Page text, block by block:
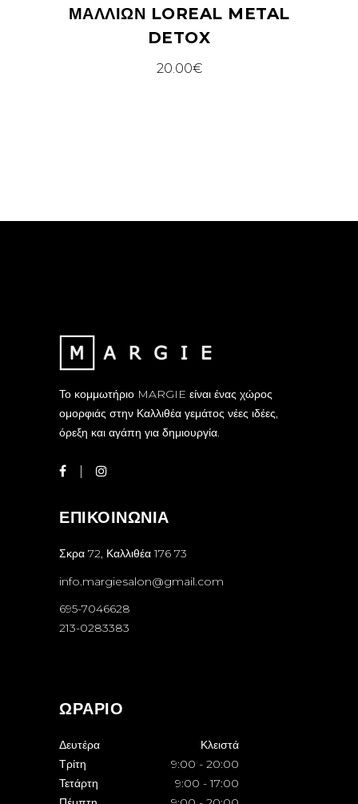
ΜΑΛΛΙΏΝ LOREAL METAL
DETOX
20.00€
Το κομμωτήριο MARGIE είναι ένας χώρος
ομορφιάς στην Καλλιθέα γεμάτος νέες ιδέες,
όρεξη και αγάπη για δημιουργία.
ΕΠΙΚΟΙΝΩΝΙΑ
Σκρα 72, Καλλιθέα 176 73
info.margiesalon@gmail.com
695-7046628
213-0283383
ΩΡΑΡΙΟ
Δευτέρα
Κλειστά
Τρίτη
9:00 - 20:00
Τετάρτη
9:00 - 17:00